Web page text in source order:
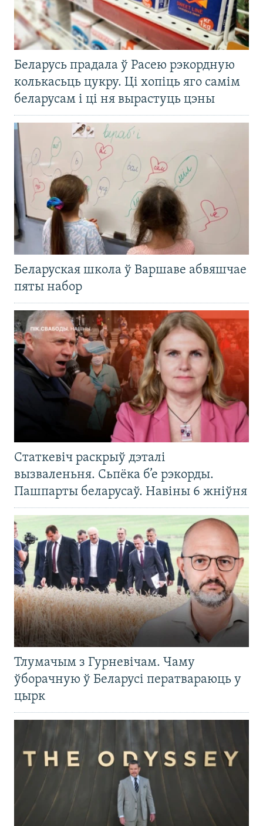
Беларусь прадала ў Расею рэкордную
колькасьць цукру. Ці хопіць яго самім
беларусам і ці ня вырастуць цэны
Беларуская школа ў Варшаве абвяшчае
пяты набор
Статкевіч раскрыў дэталі
вызваленьня. Сьпёка б’е рэкорды.
Пашпарты беларусаў. Навіны 6 жніўня
Тлумачым з Гурневічам. Чаму
ўборачную ў Беларусі ператвараюць у
цырк